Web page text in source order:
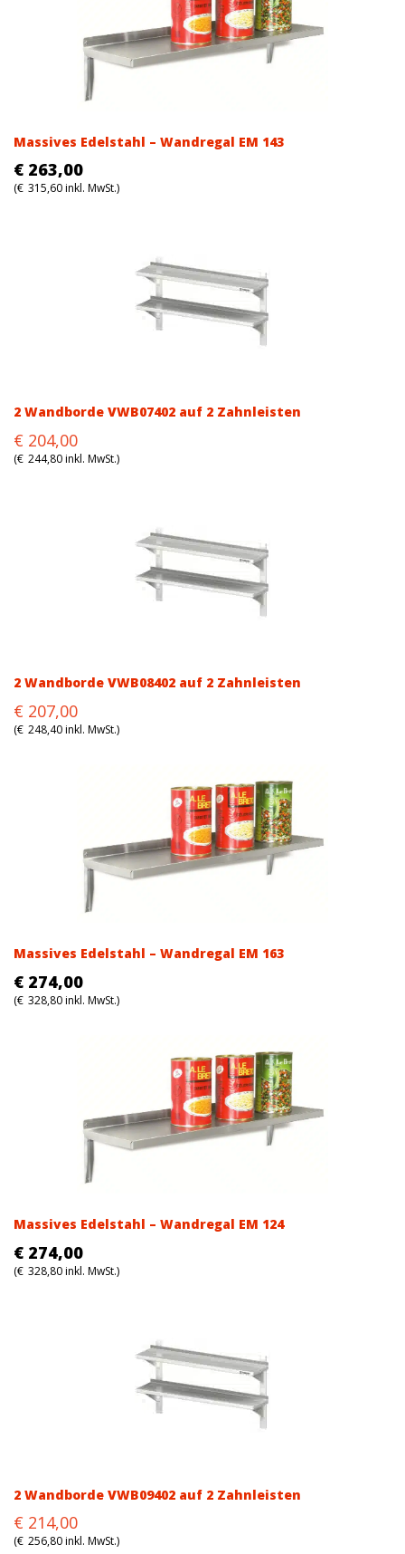
Massives Edelstahl – Wandregal EM 143
€ 263,00
(€ 315,60inkl. MwSt.)
2 Wandborde VWB07402 auf 2 Zahnleisten
Original
price
€ 204,00
price
(€ 244,80inkl. MwSt.)
2 Wandborde VWB08402 auf 2 Zahnleisten
Original
price
€ 207,00
price
(€ 248,40inkl. MwSt.)
Massives Edelstahl – Wandregal EM 163
€ 274,00
(€ 328,80inkl. MwSt.)
Massives Edelstahl – Wandregal EM 124
€ 274,00
(€ 328,80inkl. MwSt.)
2 Wandborde VWB09402 auf 2 Zahnleisten
Original
price
€ 214,00
price
(€ 256,80inkl. MwSt.)